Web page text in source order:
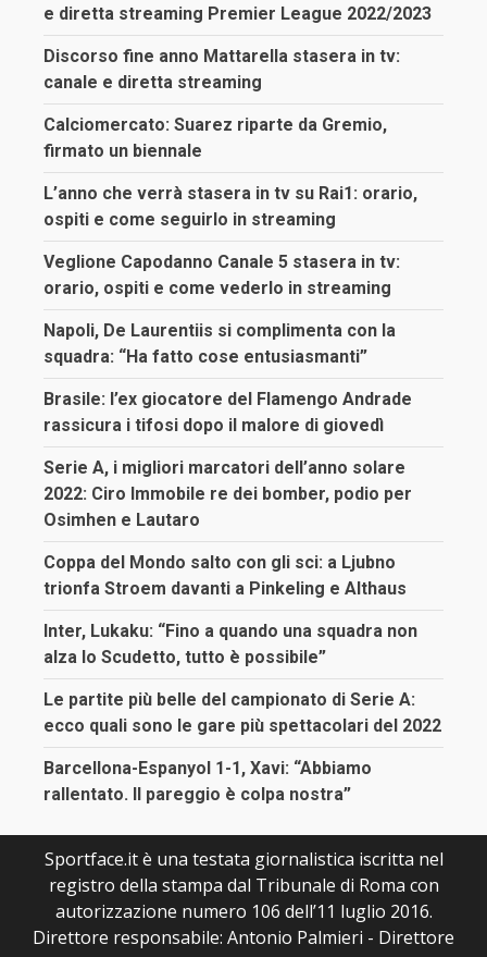
e diretta streaming Premier League 2022/2023
Discorso fine anno Mattarella stasera in tv:
canale e diretta streaming
Calciomercato: Suarez riparte da Gremio,
firmato un biennale
L’anno che verrà stasera in tv su Rai1: orario,
ospiti e come seguirlo in streaming
Veglione Capodanno Canale 5 stasera in tv:
orario, ospiti e come vederlo in streaming
Napoli, De Laurentiis si complimenta con la
squadra: “Ha fatto cose entusiasmanti”
Brasile: l’ex giocatore del Flamengo Andrade
rassicura i tifosi dopo il malore di giovedì
Serie A, i migliori marcatori dell’anno solare
2022: Ciro Immobile re dei bomber, podio per
Osimhen e Lautaro
Coppa del Mondo salto con gli sci: a Ljubno
trionfa Stroem davanti a Pinkeling e Althaus
Inter, Lukaku: “Fino a quando una squadra non
alza lo Scudetto, tutto è possibile”
Le partite più belle del campionato di Serie A:
ecco quali sono le gare più spettacolari del 2022
Barcellona-Espanyol 1-1, Xavi: “Abbiamo
rallentato. Il pareggio è colpa nostra”
Sportface.it è una testata giornalistica iscritta nel
registro della stampa dal Tribunale di Roma con
autorizzazione numero 106 dell’11 luglio 2016.
Direttore responsabile: Antonio Palmieri - Direttore